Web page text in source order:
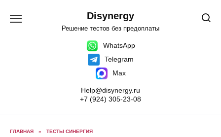
содержанию
Disynergy
Решение тестов без предоплаты
WhatsApp
Telegram
Max
Help@disynergy.ru
+7 (924) 305-23-08
ГЛАВНАЯ » ТЕСТЫ СИНЕРГИЯ